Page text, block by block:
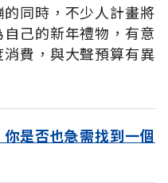
同時，不少人計畫將
己的新年禮物，有意
費，與大聲預算有異
是否也急需找到一個